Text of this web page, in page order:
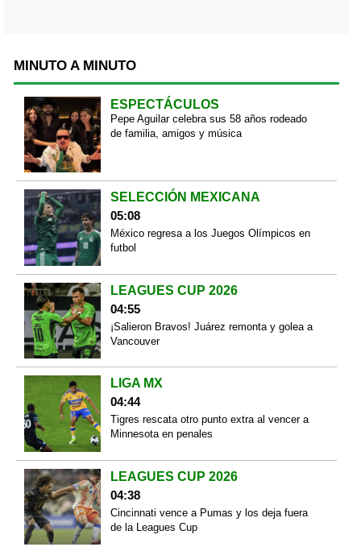
MINUTO A MINUTO
ESPECTÁCULOS
Pepe Aguilar celebra sus 58 años rodeado
de familia, amigos y música
SELECCIÓN MEXICANA
05:08
México regresa a los Juegos Olímpicos en
futbol
LEAGUES CUP 2026
04:55
¡Salieron Bravos! Juárez remonta y golea a
Vancouver
LIGA MX
04:44
Tigres rescata otro punto extra al vencer a
Minnesota en penales
LEAGUES CUP 2026
04:38
Cincinnati vence a Pumas y los deja fuera
de la Leagues Cup